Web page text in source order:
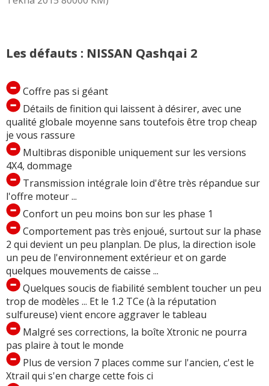
Les défauts : NISSAN Qashqai 2
Coffre pas si géant
Détails de finition qui laissent à désirer, avec une
qualité globale moyenne sans toutefois être trop cheap
je vous rassure
Multibras disponible uniquement sur les versions
4X4, dommage
Transmission intégrale loin d'être très répandue sur
l'offre moteur ...
Confort un peu moins bon sur les phase 1
Comportement pas très enjoué, surtout sur la phase
2 qui devient un peu planplan. De plus, la direction isole
un peu de l'environnement extérieur et on garde
quelques mouvements de caisse ...
Quelques soucis de fiabilité semblent toucher un peu
trop de modèles ... Et le 1.2 TCe (à la réputation
sulfureuse) vient encore aggraver le tableau
Malgré ses corrections, la boîte Xtronic ne pourra
pas plaire à tout le monde
Plus de version 7 places comme sur l'ancien, c'est le
Xtrail qui s'en charge cette fois ci